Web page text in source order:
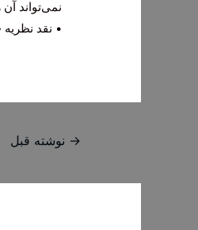
نمی‌تواند
• نقد
راهبری
→ نوشته قبل